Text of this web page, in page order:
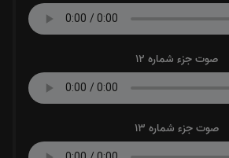
صوت جزء شماره 12
صوت جزء شماره 13